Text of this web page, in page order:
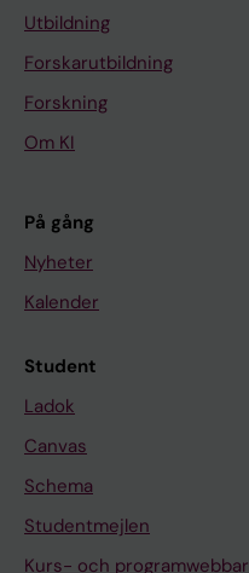
Utbildning
Forskarutbildning
Forskning
Om KI
På gång
Nyheter
Kalender
Student
Ladok
Canvas
Schema
Studentmejlen
Kurs- och programwebbar